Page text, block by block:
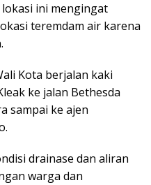
ini mengingat
teremdam air karena
Kota berjalan kaki
ke jalan Bethesda
sampai ke ajen
drainase dan aliran
warga dan